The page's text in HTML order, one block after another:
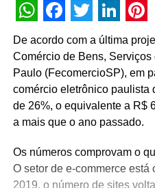
WhatsApp
Facebook
Twitter
De acordo com a última
Comércio de Bens,
Paulo (FecomercioSP), em
comércio eletrônico paulista
de 26%, o equivalente a R$
a mais que o ano passado.
Os números comprovam o
O setor de e-commerce está
2019, o número de sites